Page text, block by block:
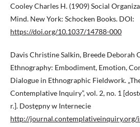
Cooley Charles H. (1909) Social
Mind. New York: Schocken Books. DOI:
https://doi.org/10.1037/14788-000
Davis Christine Salkin, Breede Deborah
Ethnography: Embodiment, Emotion,
Dialogue in Ethnographic Fieldwork.
Contemplative Inquiry”, vol. 2, no. 1
r.]. Dostępny w Internecie
http://